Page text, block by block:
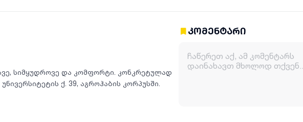
სიმყუდროვე და კომფორტი. კონკრეტულად
ქ. 39, აგროჰაბის კორპუსში.
კომენტარი